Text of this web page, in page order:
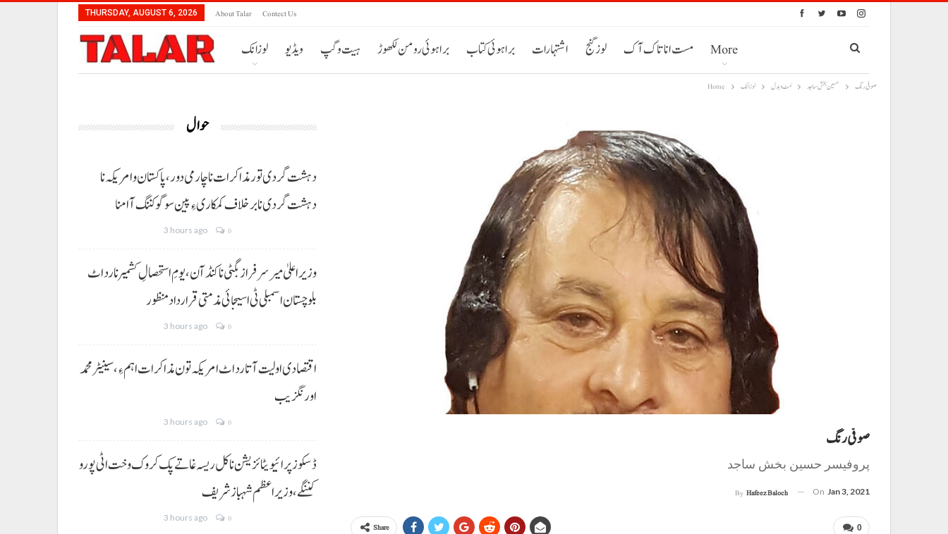
THURSDAY, AUGUST 6, 2026 About Talar Contect Us
لوزانک ویڈیو ہیت و گپ براہوئی رومن لکھوڑ براہوئی کتاب اشتہارات لوز گنج مست انا تاک آک More
Home لوزانک مَٹ و بدل حسین بخش ساجد
صوفی رنگ
پروفیسر حسین بخش ساجد
By Hafeez Baloch On Jan 3, 2021
0
Share
حوال
دہشت گردی تور مذاکرات نا چارمی دور،پاکستان و امریکہ نا
دہشت گردی نا برخلاف کمکاری ءِ پین سوگو کننگ آ امنا
3 hours ago 0
وزیراعلیٰ میر سرفراز بگٹی نا کنڈ آن،یومِ استحصالِ کشمیر نا رد اٹ
بلوچستان اسمبلی ٹی اسیجائی مذمتی قرارداد منظور
3 hours ago 0
اقتصادی اولیت آتا رد اٹ امریکہ تون مذاکرات اہم ءِ،سینیٹر محمد
اورنگزیب
3 hours ago 0
ڈسکوز پرائیویٹائزیشن نا کل ریسہ غاتے پک کروک وخت اٹی پورو
کننگے ،وزیراعظم شہباز شریف
3 hours ago 0